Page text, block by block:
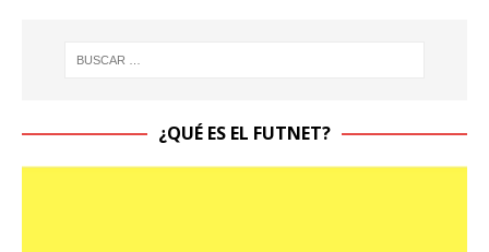
¿QUÉ ES EL FUTNET?